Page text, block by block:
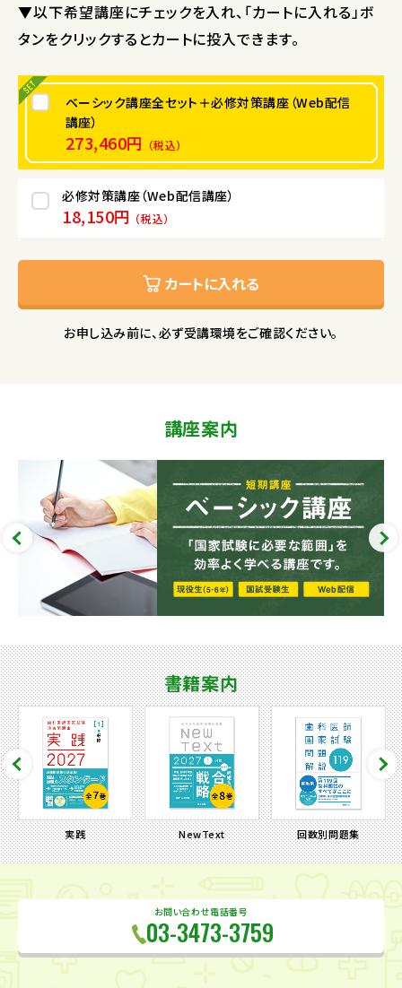
▼以下希望講座にチェックを入れ、「カートに入れる」ボ
タンをクリックするとカートに投入できます。
ベーシック講座全セット＋必修対策講座（Web配信
講座）
273,460円 （税込）
必修対策講座（Web配信講座）
18,150円 （税込）
カートに入れる
お申し込み前に、必ず受講環境をご確認ください。
講座案内
書籍案内
実践 NewText 回数別問題集
お問い合わせ電話番号
03-3473-3759